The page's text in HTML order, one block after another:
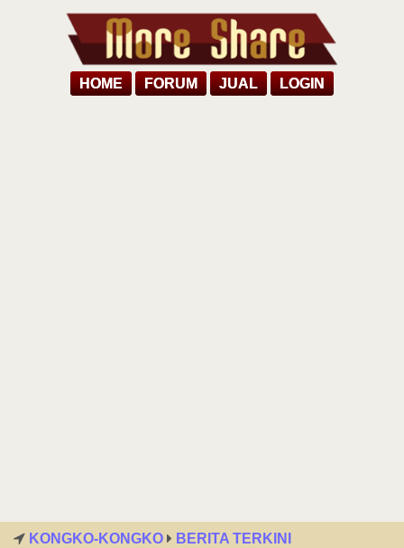
HOME FORUM JUAL LOGIN
KONGKO-KONGKO
BERITA TERKINI